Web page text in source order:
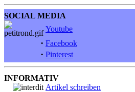
SOCIAL MEDIA
Youtube
· Facebook
· Pinterest
INFORMATIV
Artikel schreiben